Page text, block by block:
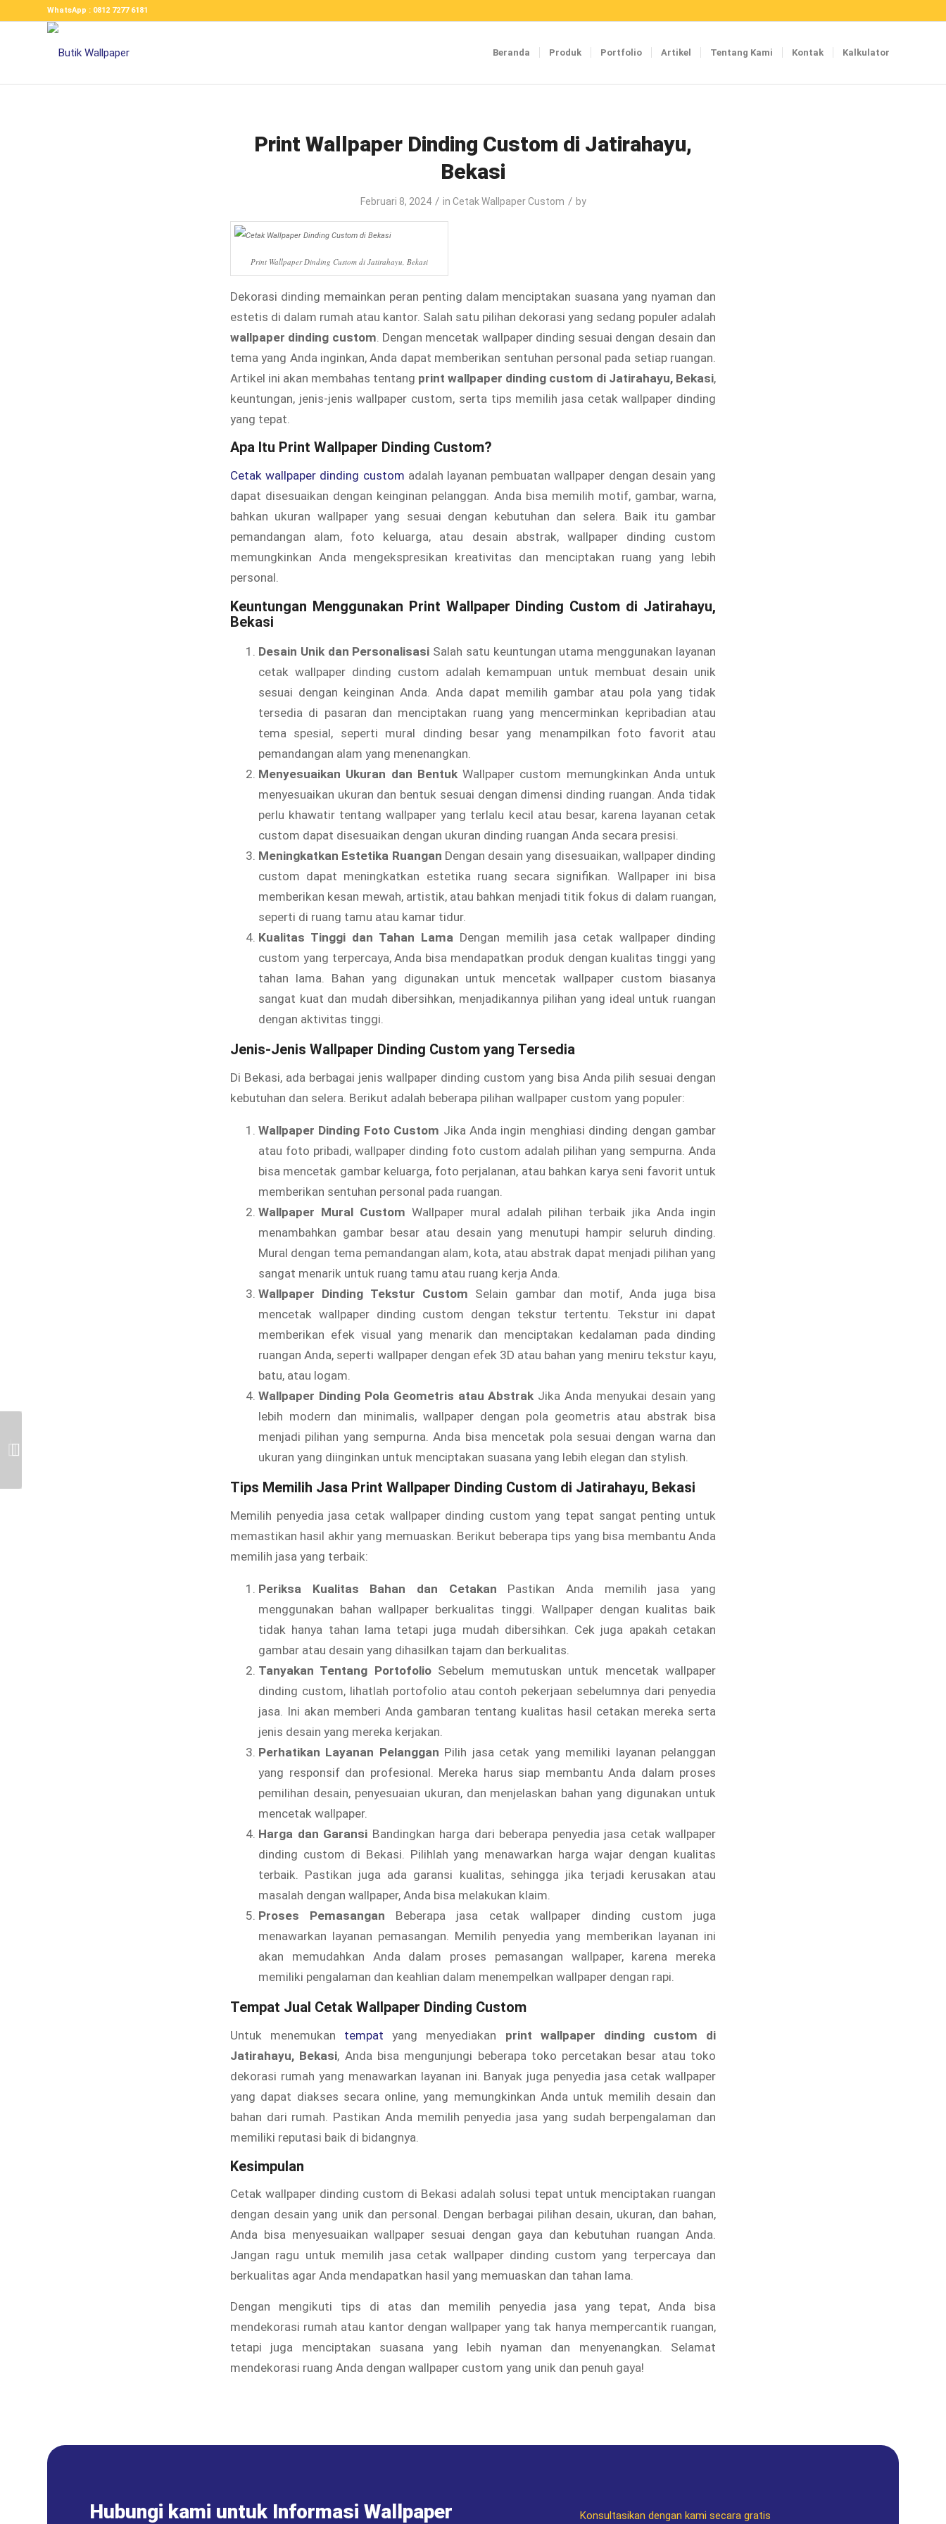
WhatsApp : 0812 7277 6181
Beranda Produk Portfolio Artikel Tentang Kami Kontak Kalkulator
Print Wallpaper Dinding Custom di Jatirahayu,
Bekasi
Februari 8, 2024 / in Cetak Wallpaper Custom / by
Print Wallpaper Dinding Custom di Jatirahayu, Bekasi
Dekorasi dinding memainkan peran penting dalam menciptakan suasana yang nyaman dan
estetis di dalam rumah atau kantor. Salah satu pilihan dekorasi yang sedang populer adalah
wallpaper dinding custom . Dengan mencetak wallpaper dinding sesuai dengan desain dan
tema yang Anda inginkan, Anda dapat memberikan sentuhan personal pada setiap ruangan.
Artikel ini akan membahas tentang print wallpaper dinding custom di Jatirahayu, Bekasi,
keuntungan, jenis-jenis wallpaper custom, serta tips memilih jasa cetak wallpaper dinding
yang tepat.
Apa Itu Print Wallpaper Dinding Custom?
Cetak wallpaper dinding custom adalah layanan pembuatan wallpaper dengan desain yang
dapat disesuaikan dengan keinginan pelanggan. Anda bisa memilih motif, gambar, warna,
bahkan ukuran wallpaper yang sesuai dengan kebutuhan dan selera. Baik itu gambar
pemandangan alam, foto keluarga, atau desain abstrak, wallpaper dinding custom
memungkinkan Anda mengekspresikan kreativitas dan menciptakan ruang yang lebih
personal.
Keuntungan Menggunakan Print Wallpaper Dinding Custom di Jatirahayu,
Bekasi
Desain Unik dan Personalisasi Salah satu keuntungan utama menggunakan layanan
cetak wallpaper dinding custom adalah kemampuan untuk membuat desain unik
sesuai dengan keinginan Anda. Anda dapat memilih gambar atau pola yang tidak
tersedia di pasaran dan menciptakan ruang yang mencerminkan kepribadian atau
tema spesial, seperti mural dinding besar yang menampilkan foto favorit atau
pemandangan alam yang menenangkan.
Menyesuaikan Ukuran dan BentukWallpaper custom memungkinkan Anda untuk
menyesuaikan ukuran dan bentuk sesuai dengan dimensi dinding ruangan. Anda tidak
perlu khawatir tentang wallpaper yang terlalu kecil atau besar, karena layanan cetak
custom dapat disesuaikan dengan ukuran dinding ruangan Anda secara presisi.
Meningkatkan Estetika Ruangan Dengan desain yang disesuaikan, wallpaper dinding
custom dapat meningkatkan estetika ruang secara signifikan. Wallpaper ini bisa
memberikan kesan mewah, artistik, atau bahkan menjadi titik fokus di dalam ruangan,
seperti di ruang tamu atau kamar tidur.
Kualitas Tinggi dan Tahan Lama Dengan memilih jasa cetak wallpaper dinding
custom yang terpercaya, Anda bisa mendapatkan produk dengan kualitas tinggi yang
tahan lama. Bahan yang digunakan untuk mencetak wallpaper custom biasanya
sangat kuat dan mudah dibersihkan, menjadikannya pilihan yang ideal untuk ruangan
dengan aktivitas tinggi.
Jenis-Jenis Wallpaper Dinding Custom yang Tersedia
Di Bekasi, ada berbagai jenis wallpaper dinding custom yang bisa Anda pilih sesuai dengan
kebutuhan dan selera. Berikut adalah beberapa pilihan wallpaper custom yang populer:
Wallpaper Dinding Foto Custom Jika Anda ingin menghiasi dinding dengan gambar
atau foto pribadi, wallpaper dinding foto custom adalah pilihan yang sempurna. Anda
bisa mencetak gambar keluarga, foto perjalanan, atau bahkan karya seni favorit untuk
memberikan sentuhan personal pada ruangan.
Wallpaper Mural Custom Wallpaper mural adalah pilihan terbaik jika Anda ingin
menambahkan gambar besar atau desain yang menutupi hampir seluruh dinding.
Mural dengan tema pemandangan alam, kota, atau abstrak dapat menjadi pilihan yang
sangat menarik untuk ruang tamu atau ruang kerja Anda.
Wallpaper Dinding Tekstur Custom Selain gambar dan motif, Anda juga bisa
mencetak wallpaper dinding custom dengan tekstur tertentu. Tekstur ini dapat
memberikan efek visual yang menarik dan menciptakan kedalaman pada dinding
ruangan Anda, seperti wallpaper dengan efek 3D atau bahan yang meniru tekstur kayu,
batu, atau logam.
Wallpaper Dinding Pola Geometris atau Abstrak Jika Anda menyukai desain yang
lebih modern dan minimalis, wallpaper dengan pola geometris atau abstrak bisa
menjadi pilihan yang sempurna. Anda bisa mencetak pola sesuai dengan warna dan
ukuran yang diinginkan untuk menciptakan suasana yang lebih elegan dan stylish.
Tips Memilih Jasa Print Wallpaper Dinding Custom di Jatirahayu, Bekasi
Memilih penyedia jasa cetak wallpaper dinding custom yang tepat sangat penting untuk
memastikan hasil akhir yang memuaskan. Berikut beberapa tips yang bisa membantu Anda
memilih jasa yang terbaik:
Periksa Kualitas Bahan dan Cetakan Pastikan Anda memilih jasa yang
menggunakan bahan wallpaper berkualitas tinggi. Wallpaper dengan kualitas baik
tidak hanya tahan lama tetapi juga mudah dibersihkan. Cek juga apakah cetakan
gambar atau desain yang dihasilkan tajam dan berkualitas.
Tanyakan Tentang PortofolioSebelum memutuskan untuk mencetak wallpaper
dinding custom, lihatlah portofolio atau contoh pekerjaan sebelumnya dari penyedia
jasa. Ini akan memberi Anda gambaran tentang kualitas hasil cetakan mereka serta
jenis desain yang mereka kerjakan.
Perhatikan Layanan Pelanggan Pilih jasa cetak yang memiliki layanan pelanggan
yang responsif dan profesional. Mereka harus siap membantu Anda dalam proses
pemilihan desain, penyesuaian ukuran, dan menjelaskan bahan yang digunakan untuk
mencetak wallpaper.
Harga dan Garansi Bandingkan harga dari beberapa penyedia jasa cetak wallpaper
dinding custom di Bekasi. Pilihlah yang menawarkan harga wajar dengan kualitas
terbaik. Pastikan juga ada garansi kualitas, sehingga jika terjadi kerusakan atau
masalah dengan wallpaper, Anda bisa melakukan klaim.
Proses Pemasangan Beberapa jasa cetak wallpaper dinding custom juga
menawarkan layanan pemasangan. Memilih penyedia yang memberikan layanan ini
akan memudahkan Anda dalam proses pemasangan wallpaper, karena mereka
memiliki pengalaman dan keahlian dalam menempelkan wallpaper dengan rapi.
Tempat Jual Cetak Wallpaper Dinding Custom
Untuk menemukan tempat yang menyediakan print wallpaper dinding custom di
Jatirahayu, Bekasi, Anda bisa mengunjungi beberapa toko percetakan besar atau toko
dekorasi rumah yang menawarkan layanan ini. Banyak juga penyedia jasa cetak wallpaper
yang dapat diakses secara online, yang memungkinkan Anda untuk memilih desain dan
bahan dari rumah. Pastikan Anda memilih penyedia jasa yang sudah berpengalaman dan
memiliki reputasi baik di bidangnya.
Kesimpulan
Cetak wallpaper dinding custom di Bekasi adalah solusi tepat untuk menciptakan ruangan
dengan desain yang unik dan personal. Dengan berbagai pilihan desain, ukuran, dan bahan,
Anda bisa menyesuaikan wallpaper sesuai dengan gaya dan kebutuhan ruangan Anda.
Jangan ragu untuk memilih jasa cetak wallpaper dinding custom yang terpercaya dan
berkualitas agar Anda mendapatkan hasil yang memuaskan dan tahan lama.
Dengan mengikuti tips di atas dan memilih penyedia jasa yang tepat, Anda bisa
mendekorasi rumah atau kantor dengan wallpaper yang tak hanya mempercantik ruangan,
tetapi juga menciptakan suasana yang lebih nyaman dan menyenangkan. Selamat
mendekorasi ruang Anda dengan wallpaper custom yang unik dan penuh gaya!
Hubungi kami untuk Informasi Wallpaper
Konsultasikan dengan kami secara gratis
Distributor Wallpaper Dinding di
Jatiwarna, Bekasi